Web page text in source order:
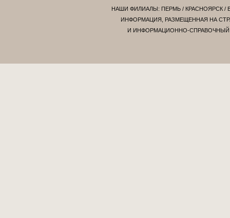
НАШИ ФИЛИАЛЫ: ПЕРМЬ / КРАСНОЯРСК /
ИНФОРМАЦИЯ, РАЗМЕЩЕННАЯ НА
И ИНФОРМАЦИОННО-СПРАВОЧНЫЙ